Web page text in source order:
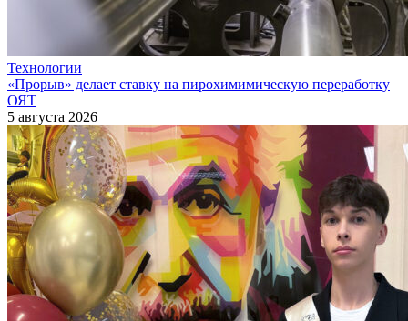
Технологии
«Прорыв» делает ставку на пирохимимическую переработку
ОЯТ
5 августа 2026